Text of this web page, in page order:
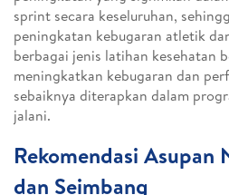
sprint secara keseluruhan,
peningkatan kebugaran atletik
berbagai jenis latihan kesehatan
meningkatkan kebugaran dan
sebaiknya diterapkan dalam
jalani.
Rekomendasi Asupan
dan Seimbang